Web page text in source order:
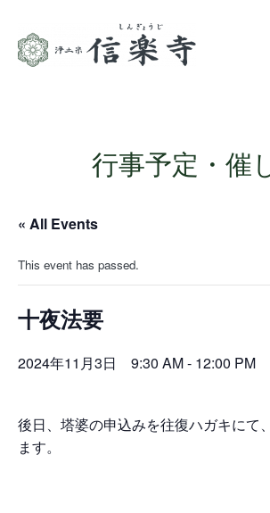
行事予定・催
« All Events
This event has passed.
十夜法要
2024年11月3日 9:30 AM- 12:00 PM
後日、塔婆の申込みを往復ハガキにて
ます。